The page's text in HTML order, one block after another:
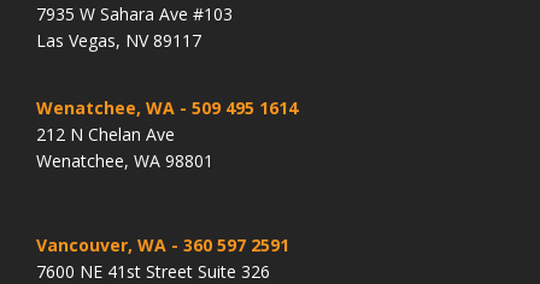
7935 W Sahara Ave #103
Las Vegas, NV 89117
Wenatchee, WA - 509 495 1614
212 N Chelan Ave
Wenatchee, WA 98801
Vancouver, WA - 360 597 2591
7600 NE 41st Street Suite 326